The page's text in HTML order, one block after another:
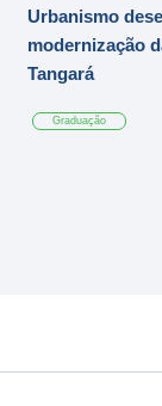
Urbanismo
modernização
Tangará
Graduação